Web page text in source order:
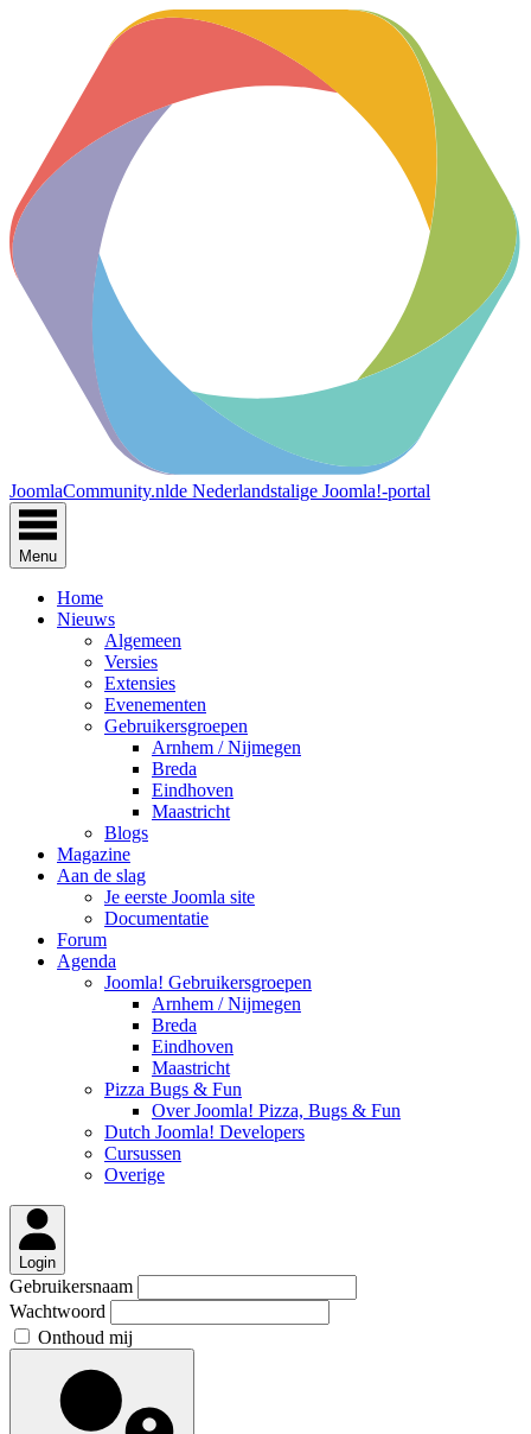
JoomlaCommunity.nlde Nederlandstalige Joomla!-portal
Menu
Home
Nieuws
Algemeen
Versies
Extensies
Evenementen
Gebruikersgroepen
Arnhem / Nijmegen
Breda
Eindhoven
Maastricht
Blogs
Magazine
Aan de slag
Je eerste Joomla site
Documentatie
Forum
Agenda
Joomla! Gebruikersgroepen
Arnhem / Nijmegen
Breda
Eindhoven
Maastricht
Pizza Bugs & Fun
Over Joomla! Pizza, Bugs & Fun
Dutch Joomla! Developers
Cursussen
Overige
Login
Gebruikersnaam
Wachtwoord
Onthoud mij